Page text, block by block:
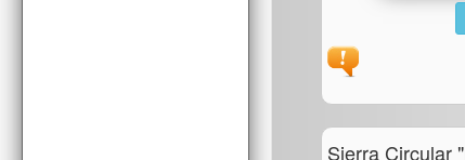
Sierra Circular